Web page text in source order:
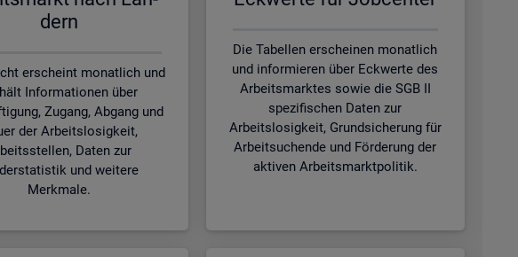
dern
erscheint monatlich und
Informationen über
Zugang, Abgang und
der Arbeitslosigkeit,
Daten zur
und weitere
Merkmale.
Die Tabellen erscheinen monatlich
und informieren über Eckwerte des
Arbeitsmarktes sowie die SGB II
spezifischen Daten zur
Arbeitslosigkeit, Grundsicherung für
Arbeitsuchende und Förderung der
aktiven Arbeitsmarktpolitik.